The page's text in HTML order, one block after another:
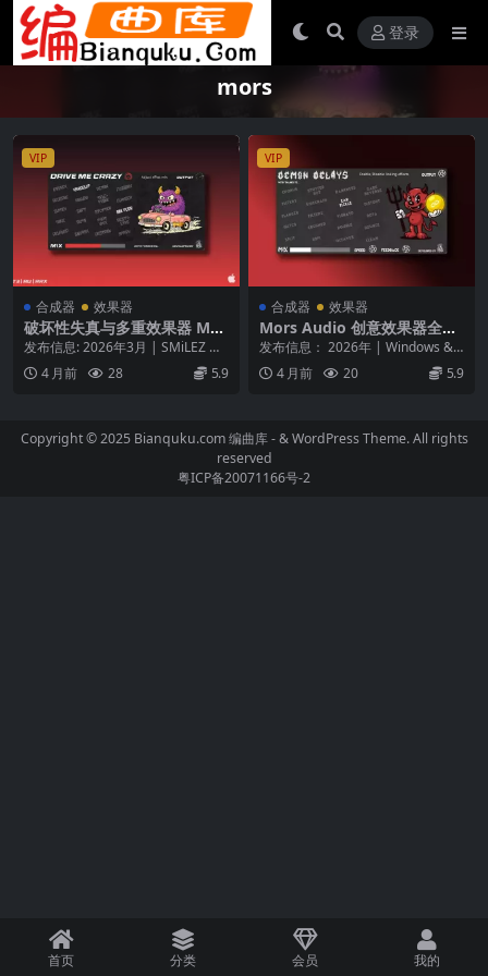
登录
mors
VIP
合成器 效果器
破坏性失真与多重效果器 Mor
s Drive Me Crazy v1.0.0 (Wi
发布信息: 2026年3月 | SMiLEZ 软
件类型: 破坏性失真与多重效果器...
4 月前 28 5.9
VIP
合成器 效果器
Mors Audio 创意效果器全集
(WIN/MAC)
发布信息： 2026年 | Windows &
macOS | VST3...
4 月前 20 5.9
Copyright © 2025 Bianquku.com编曲库- & WordPress Theme. All rights
reserved
粤ICP备20071166号-2
首页 分类 会员 我的